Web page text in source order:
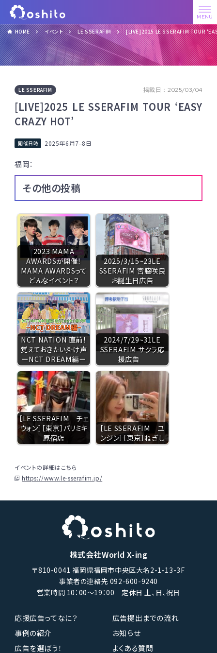
HOME イベント LE SSERAFIM [LIVE]2025 LE SSERAFIM TOUR
LE SSERAFIM 掲載日：2025/03/04
[LIVE]2025 LE SSERAFIM TOUR ‘EASY
CRAZY HOT’
2025年6月7–8日
福岡：
その他の投稿
2023 MAMA
AWARDSが開催！
MAMA AWARDSって
どんなイベント？
2025/3/15~23LE
SSERAFIM 宮脇咲良
お誕生日広告
NCT NATION 直前！
覚えておきたい掛け声
ーNCT DREAM編ー
2024/7/29~31LE
SSERAFIM サクラ応
援広告
［LE SSERAFIM チェ
ウォン］［東京］パリミキ
原宿店
［LE SSERAFIM ユ
ンジン］［東京］ねぎし
イベントの詳細はこちら
https://www.le-sserafim.jp/
株式会社World X-ing
〒810-0041 福岡県福岡市中央区大名2-1-13-3F
事業者の連絡先 092-600-9240
営業時間 10：00〜19：00 定休日 土、日、祝日
応援広告ってなに？
広告提出までの流れ
事例の紹介
お知らせ
広告を選ぼう！
よくある質問